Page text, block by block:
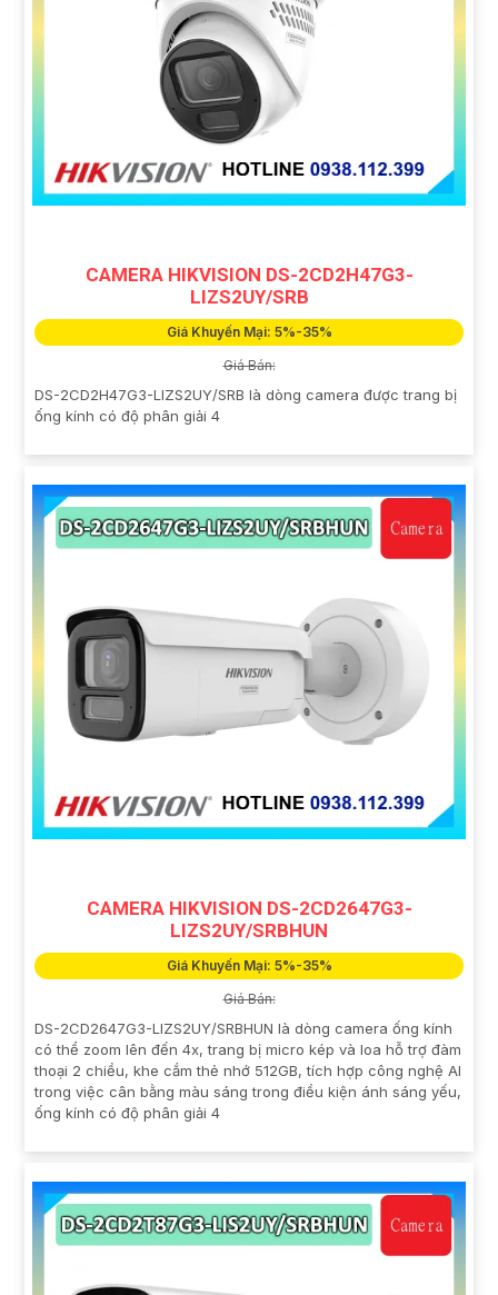
CAMERA HIKVISION DS-2CD2H47G3-
LIZS2UY/SRB
Giá Khuyến Mại: 5%-35%
Giá Bán:
DS-2CD2H47G3-LIZS2UY/SRB là dòng camera được trang bị
ống kính có độ phân giải 4
CAMERA HIKVISION DS-2CD2647G3-
LIZS2UY/SRBHUN
Giá Khuyến Mại: 5%-35%
Giá Bán:
DS-2CD2647G3-LIZS2UY/SRBHUN là dòng camera ống kính
có thể zoom lên đến 4x, trang bị micro kép và loa hỗ trợ đàm
thoại 2 chiều, khe cắm thẻ nhớ 512GB, tích hợp công nghệ AI
trong việc cân bằng màu sáng trong điều kiện ánh sáng yếu,
ống kính có độ phân giải 4